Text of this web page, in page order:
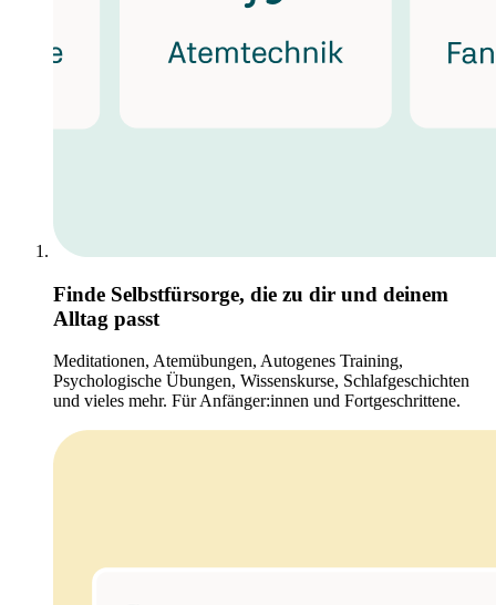
Finde Selbstfürsorge, die zu dir und deinem
Alltag passt
Meditationen, Atemübungen, Autogenes Training,
Psychologische Übungen, Wissenskurse, Schlafgeschichten
und vieles mehr. Für Anfänger:innen und Fortgeschrittene.